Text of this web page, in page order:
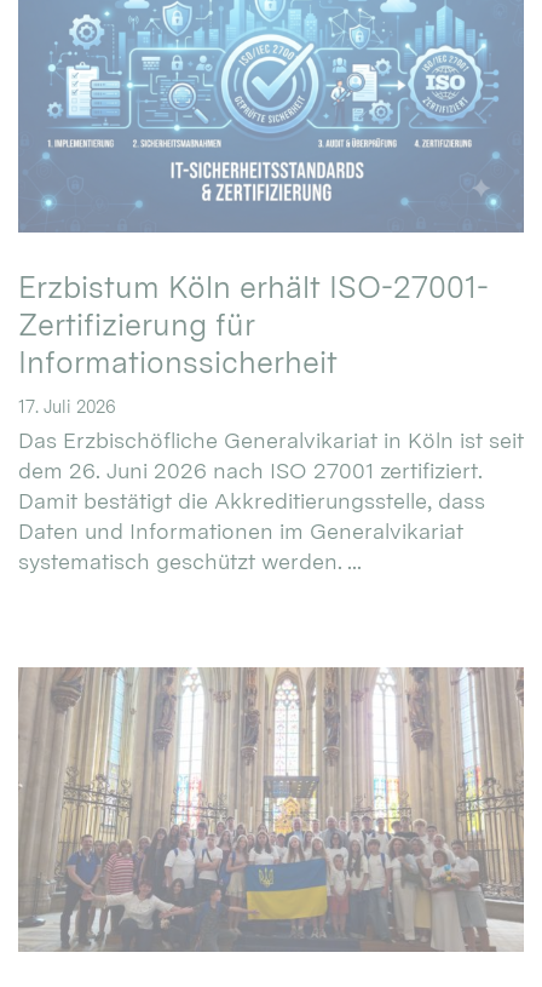
Erzbistum Köln erhält ISO-27001-
Zertifizierung für
Informationssicherheit
17. Juli 2026
Das Erzbischöfliche Generalvikariat in Köln ist seit
dem 26. Juni 2026 nach ISO 27001 zertifiziert.
Damit bestätigt die Akkreditierungsstelle, dass
Daten und Informationen im Generalvikariat
systematisch geschützt werden. ...